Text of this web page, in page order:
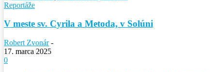
Reportáže
V meste sv. Cyrila a Metoda, v Solúni
Robert Zvonár -
17. marca 2025
0